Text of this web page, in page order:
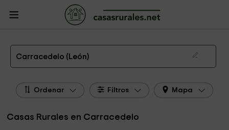
Casas Rurales
Rurales León
Casas Rurales Carracedelo
Las 5 mejores casas rurales en Carracedelo de 2026
Carracedelo (León)
Ordenar Filtros Mapa
Casas Rurales en Carracedelo